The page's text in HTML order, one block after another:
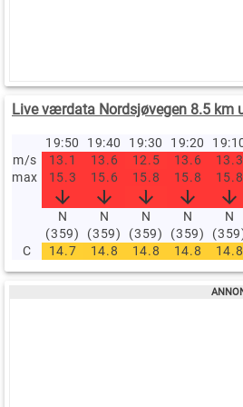
Live værdata Nordsjøvegen 8.5 km
19:50 19:40 19:30 19:20
m/s
13.1 13.6 12.5 13.6 13.3
max
15.3 15.6 15.8 15.8 15.8
N
(359)
N
(359)
N
(359)
N
(359)
N
C
14.7 14.8 14.8 14.8 14.8